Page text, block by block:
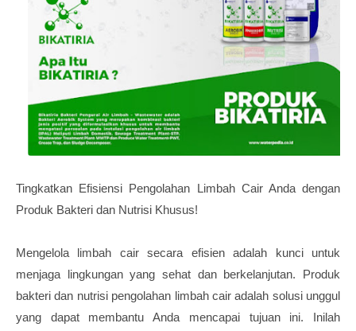
Tingkatkan Efisiensi Pengolahan Limbah Cair Anda dengan
Produk Bakteri dan Nutrisi Khusus!
Mengelola limbah cair secara efisien adalah kunci untuk
menjaga lingkungan yang sehat dan berkelanjutan. Produk
bakteri dan nutrisi pengolahan limbah cair adalah solusi unggul
yang dapat membantu Anda mencapai tujuan ini. Inilah